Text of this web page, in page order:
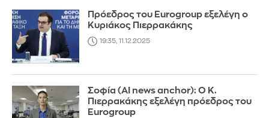
Πρόεδρος του Eurogroup εξελέγη ο
Κυριάκος Πιερρακάκης
19:35, 11.12.2025
Σοφία (AI news anchor): Ο Κ.
Πιερρακάκης εξελέγη πρόεδρος του
Eurogroup